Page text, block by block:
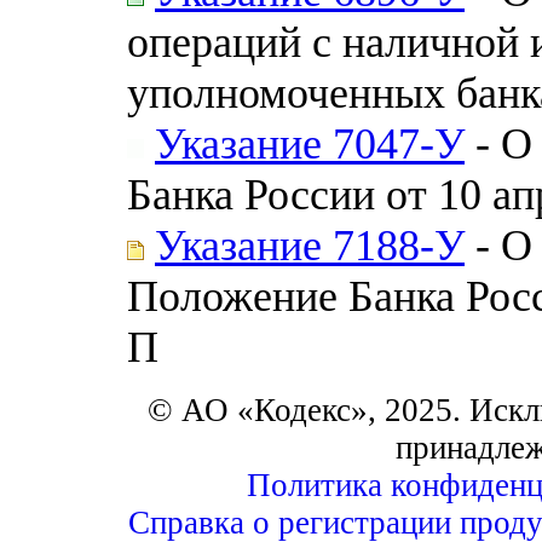
операций с наличной
уполномоченных
Указание 7047-У- О
Банка России от 10
Указание 7188-У- О
Положение Банка
П
© АО «Кодекс», 2025.
Политика
Справка о регистрации